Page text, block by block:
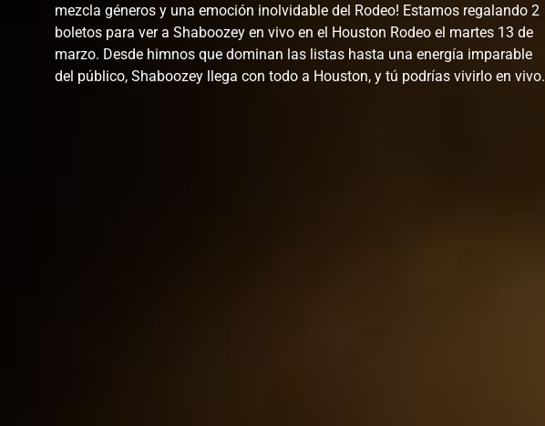
mezcla géneros y una emoción inolvidable del Rodeo! Estamos regalando 2
boletos para ver a Shaboozey en vivo en el Houston Rodeo el martes 13 de
marzo. Desde himnos que dominan las listas hasta una energía imparable
del público, Shaboozey llega con todo a Houston, y tú podrías vivirlo en vivo.